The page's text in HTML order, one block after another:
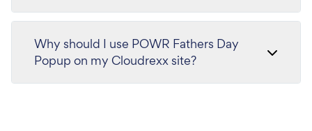
Why should I use POWR Fathers Day
Popup on my Cloudrexx site?